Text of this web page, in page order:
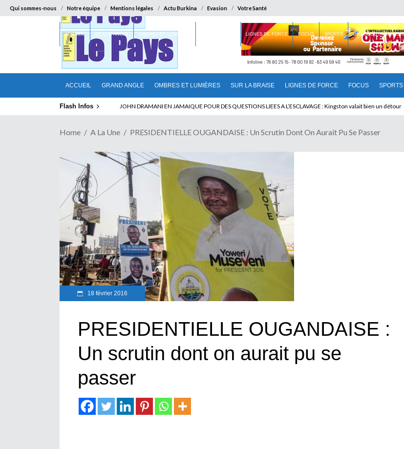
Qui sommes-nous Notre équipe Mentions légales Actu Burkina Evasion Votre Santé
ACCUEIL GRAND ANGLE OMBRES ET LUMIÈRES SUR LA BRAISE LIGNES DE FORCE FOCUS SPORTS
ACCUEIL GRAND ANGLE OMBRES ET LUMIÈRES LIGNES DE FORCE FOCUS SPORTS DIALOGUE INTERIEUR
Flash Infos ELECTION DE TALON A LA TETE DU SENAT BENINOIS : Quand Patrice quitte le pouvoir sans partir !
Home A La Une PRESIDENTIELLE OUGANDAISE : Un Scrutin Dont On Aurait Pu Se Passer
18 février 2016
PRESIDENTIELLE OUGANDAISE :
Un scrutin dont on aurait pu se
passer